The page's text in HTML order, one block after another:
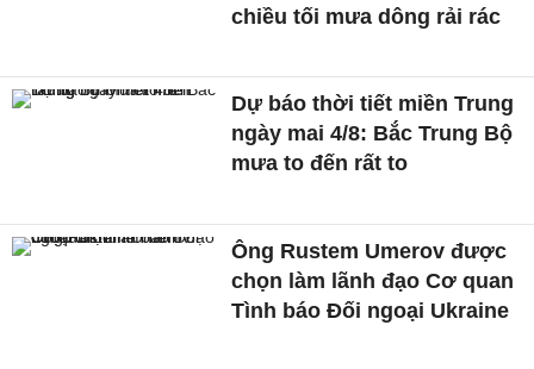
chiều tối mưa dông rải rác
Dự báo thời tiết miền Trung
ngày mai 4/8: Bắc Trung Bộ
mưa to đến rất to
Ông Rustem Umerov được
chọn làm lãnh đạo Cơ quan
Tình báo Đối ngoại Ukraine